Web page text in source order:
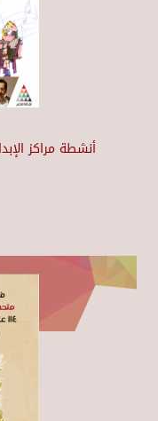
أنشطة مراكز